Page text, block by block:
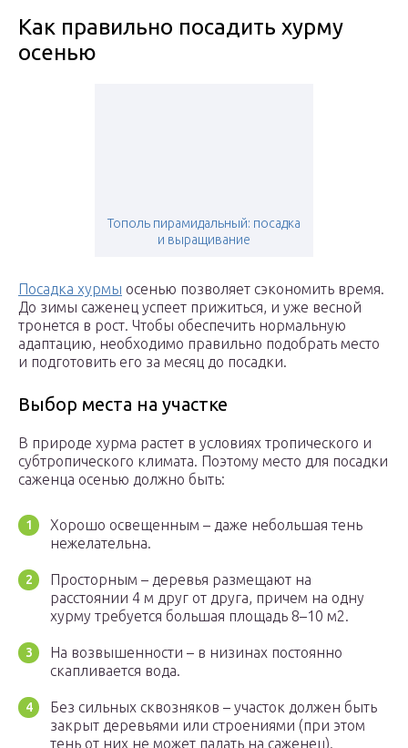
Как правильно посадить хурму
осенью
Тополь пирамидальный: посадка
и выращивание
Посадка хурмы осенью позволяет сэкономить время.
До зимы саженец успеет прижиться, и уже весной
тронется в рост. Чтобы обеспечить нормальную
адаптацию, необходимо правильно подобрать место
и подготовить его за месяц до посадки.
Выбор места на участке
В природе хурма растет в условиях тропического и
субтропического климата. Поэтому место для посадки
саженца осенью должно быть:
Хорошо освещенным – даже небольшая тень
нежелательна.
Просторным – деревья размещают на
расстоянии 4 м друг от друга, причем на одну
хурму требуется большая площадь 8–10 м2.
На возвышенности – в низинах постоянно
скапливается вода.
Без сильных сквозняков – участок должен быть
закрыт деревьями или строениями (при этом
тень от них не может падать на саженец).